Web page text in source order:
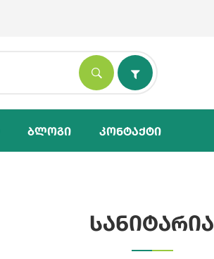
Ბლოგი Კონტაქტი
სანიტარია